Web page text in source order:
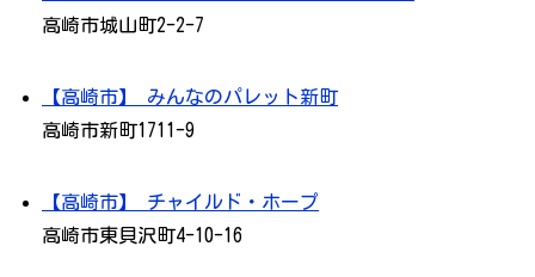
高崎市城山町2-2-7
【高崎市】 みんなのパレット新町
高崎市新町1711-9
【高崎市】 チャイルド・ホープ
高崎市東貝沢町4-10-16